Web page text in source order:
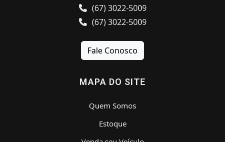
(67) 3022-5009
(67) 3022-5009
Fale Conosco
MAPA DO SITE
Quem Somos
Estoque